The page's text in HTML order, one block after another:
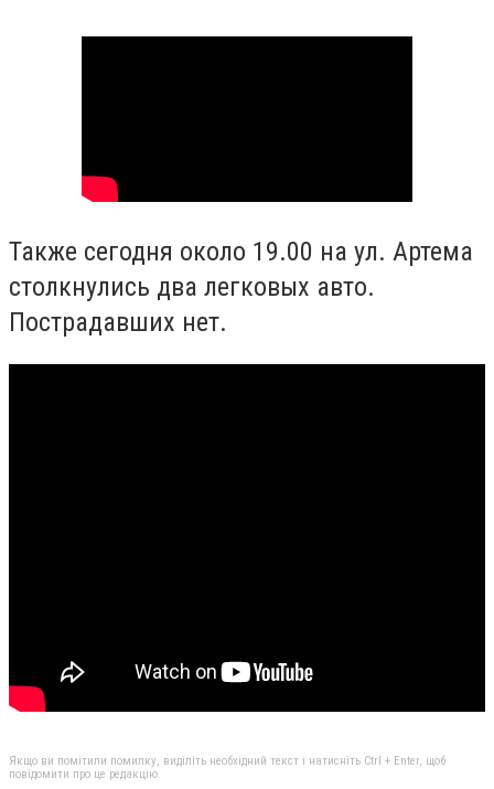
Также сегодня около 19.00 на ул. Артема
столкнулись два легковых авто.
Пострадавших нет.
Якщо ви помітили помилку, виділіть необхідний текст і натисніть Ctrl + Enter, щоб
повідомити про це редакцію